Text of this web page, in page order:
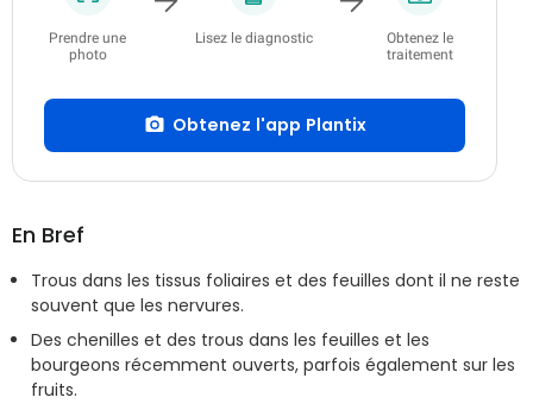
Prendre une
photo
Lisez le diagnostic
Obtenez le
traitement
Obtenez l'app Plantix
En Bref
Trous dans les tissus foliaires et des feuilles dont il ne reste
souvent que les nervures.
Des chenilles et des trous dans les feuilles et les
bourgeons récemment ouverts, parfois également sur les
fruits.